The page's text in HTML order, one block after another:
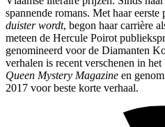
spannende romans. Met haar
duister wordt, begon haar carrière
meteen de Hercule Poirot
genomineerd voor de Diamanten
verhalen is recent verschenen in
Queen Mystery Magazine en
2017 voor beste korte verhaal.